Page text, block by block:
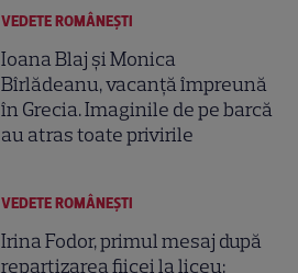
VEDETE ROMÂNEŞTI
Ioana Blaj și Monica
Bîrlădeanu, vacanță împreună
în Grecia. Imaginile de pe barcă
au atras toate privirile
VEDETE ROMÂNEŞTI
Irina Fodor, primul mesaj după
repartizarea fiicei la liceu: